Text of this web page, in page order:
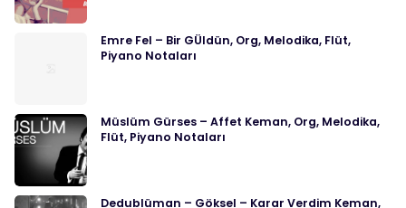
Emre Fel – Bir GÜldün, Org, Melodika, Flüt,
Piyano Notaları
Müslüm Gürses – Affet Keman, Org, Melodika,
Flüt, Piyano Notaları
Dedublüman – Göksel – Karar Verdim Keman,